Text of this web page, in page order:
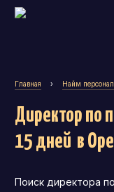
Главная › Найм
Директор по подбору персонала HRD за
15 дней в
Поиск директора